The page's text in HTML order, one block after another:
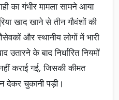
का गंभीर मामला सामने आया
खाद खाने से तीन गौवंशों की
और स्थानीय लोगों में भारी
के बाद निर्धारित नियमों
कराई गई, जिसकी कीमत
देकर चुकानी पड़ी।